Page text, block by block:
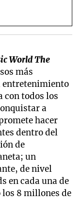
World The
más
entretenimiento
con todos los
a
hacer
dentro del
de
un
de nivel
en cada una de
los 8 millones de